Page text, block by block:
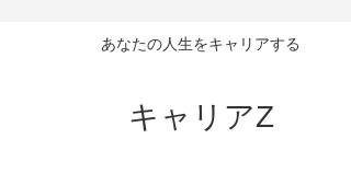
あなたの人生をキャリアする
キャリアZ